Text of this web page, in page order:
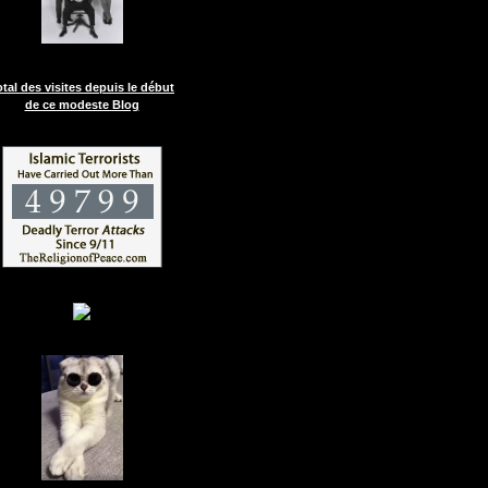
des visites depuis le début
de ce modeste Blog